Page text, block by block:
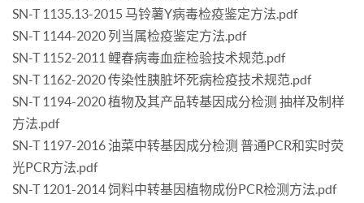
SN-T 1135.13-2015 马铃薯Y病毒检疫鉴定方法.pdf
SN-T 1144-2020 列当属检疫鉴定方法.pdf
SN-T 1152-2011 鲤春病毒血症检验技术规范.pdf
SN-T 1162-2020 传染性胰脏坏死病检疫技术规范.pdf
SN-T 1194-2020 植物及其产品转基因成分检测 抽样及制样
方法.pdf
SN-T 1197-2016 油菜中转基因成分检测 普通PCR和实时荧
光PCR方法.pdf
SN-T 1201-2014 饲料中转基因植物成份PCR检测方法.pdf